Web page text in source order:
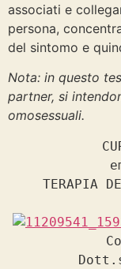
associati e
persona,
del sintomo e
Nota: in questo
partner, si
omosessuali.
TERAPIA